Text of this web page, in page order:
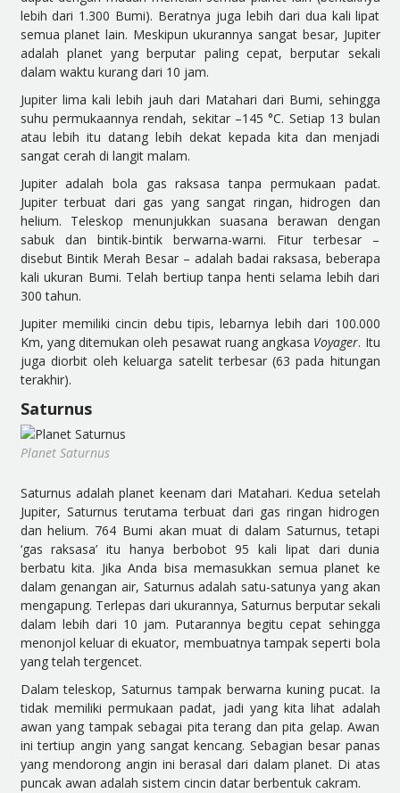
lebih dari 1.300 Bumi). Beratnya juga lebih dari dua kali lipat
semua planet lain. Meskipun ukurannya sangat besar, Jupiter
adalah planet yang berputar paling cepat, berputar sekali
dalam waktu kurang dari 10 jam.
Jupiter lima kali lebih jauh dari Matahari dari Bumi, sehingga
suhu permukaannya rendah, sekitar –145 °C. Setiap 13 bulan
atau lebih itu datang lebih dekat kepada kita dan menjadi
sangat cerah di langit malam.
Jupiter adalah bola gas raksasa tanpa permukaan padat.
Jupiter terbuat dari gas yang sangat ringan, hidrogen dan
helium. Teleskop menunjukkan suasana berawan dengan
sabuk dan bintik-bintik berwarna-warni. Fitur terbesar –
disebut Bintik Merah Besar – adalah badai raksasa, beberapa
kali ukuran Bumi. Telah bertiup tanpa henti selama lebih dari
300 tahun.
Jupiter memiliki cincin debu tipis, lebarnya lebih dari 100.000
Km, yang ditemukan oleh pesawat ruang angkasa Voyager. Itu
juga diorbit oleh keluarga satelit terbesar (63 pada hitungan
terakhir).
Saturnus
Planet Saturnus
Saturnus adalah planet keenam dari Matahari. Kedua setelah
Jupiter, Saturnus terutama terbuat dari gas ringan hidrogen
dan helium. 764 Bumi akan muat di dalam Saturnus, tetapi
‘gas raksasa’ itu hanya berbobot 95 kali lipat dari dunia
berbatu kita. Jika Anda bisa memasukkan semua planet ke
dalam genangan air, Saturnus adalah satu-satunya yang akan
mengapung. Terlepas dari ukurannya, Saturnus berputar sekali
dalam lebih dari 10 jam. Putarannya begitu cepat sehingga
menonjol keluar di ekuator, membuatnya tampak seperti bola
yang telah tergencet.
Dalam teleskop, Saturnus tampak berwarna kuning pucat. Ia
tidak memiliki permukaan padat, jadi yang kita lihat adalah
awan yang tampak sebagai pita terang dan pita gelap. Awan
ini tertiup angin yang sangat kencang. Sebagian besar panas
yang mendorong angin ini berasal dari dalam planet. Di atas
puncak awan adalah sistem cincin datar berbentuk cakram.